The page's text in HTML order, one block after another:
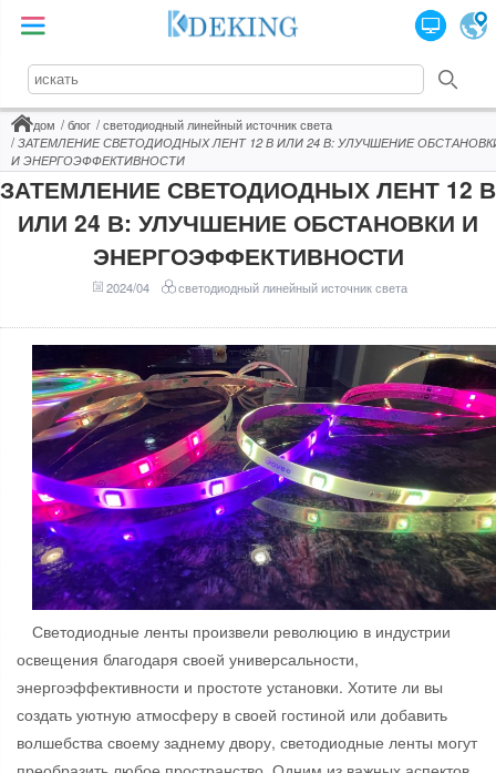
дом блог
светодиодный линейный источник света
ЗАТЕМЛЕНИЕ СВЕТОДИОДНЫХ ЛЕНТ 12 В ИЛИ 24 В: УЛУЧШЕНИЕ
И ЭНЕРГОЭФФЕКТИВНОСТИ
ЗАТЕМЛЕНИЕ СВЕТОДИОДНЫХ ЛЕНТ 12 В
ИЛИ 24 В: УЛУЧШЕНИЕ ОБСТАНОВКИ И
ЭНЕРГОЭФФЕКТИВНОСТИ
2024/04 светодиодный линейный источник света
Светодиодные ленты произвели революцию в индустрии
освещения благодаря своей универсальности,
энергоэффективности и простоте установки. Хотите ли вы
создать уютную атмосферу в своей гостиной или добавить
волшебства своему заднему двору, светодиодные ленты могут